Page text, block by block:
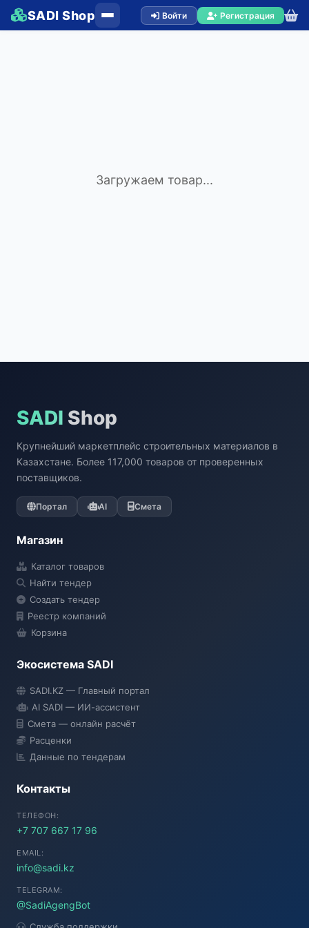
SADI Shop Войти Регистрация
Загружаем товар...
SADI Shop
Крупнейший маркетплейс строительных материалов в
Казахстане. Более 117,000 товаров от проверенных
поставщиков.
Портал AI Смета
Магазин
Каталог товаров
Найти тендер
Создать тендер
Реестр компаний
Корзина
Экосистема SADI
SADI.KZ — Главный портал
AI SADI — ИИ-ассистент
Смета — онлайн расчёт
Расценки
Данные по тендерам
Контакты
ТЕЛЕФОН:
+7 707 667 17 96
EMAIL:
info@sadi.kz
TELEGRAM:
@SadiAgengBot
● Подключение...